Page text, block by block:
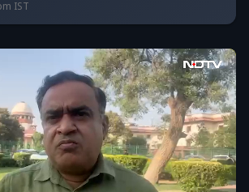
IST